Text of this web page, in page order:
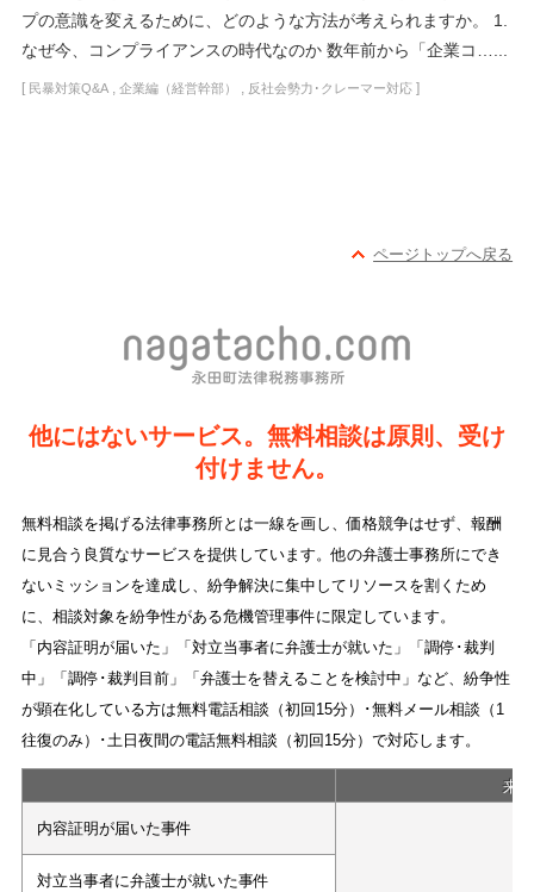
プの意識を変えるために、どのような方法が考えられますか。 1.
なぜ今、コンプライアンスの時代なのか 数年前から「企業コ…...
[ 民暴対策Q&A, 企業編（経営幹部） , 反社会勢力･クレーマー対応]
ページトップへ戻る
他にはないサービス。無料相談は原則、受け
付けません。
無料相談を掲げる法律事務所とは一線を画し、価格競争はせず、報酬
に見合う良質なサービスを提供しています。他の弁護士事務所にでき
ないミッションを達成し、紛争解決に集中してリソースを割くため
に、相談対象を紛争性がある危機管理事件に限定しています。
「内容証明が届いた」「対立当事者に弁護士が就いた」「調停･裁判
中」「調停･裁判目前」「弁護士を替えることを検討中」など、紛争性
が顕在化している方は無料電話相談（初回15分）･無料メール相談（1
往復のみ）･土日夜間の電話無料相談（初回15分）で対応します。
来所
内容証明が届いた事件
対立当事者に弁護士が就いた事件